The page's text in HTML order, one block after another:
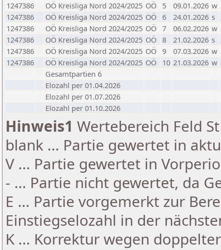
1247386
OÖ Kreisliga Nord 2024/2025 OÖ 5 09.01.2026 w
1247386
OÖ Kreisliga Nord 2024/2025 OÖ 6 24.01.2026 s
1247386
OÖ Kreisliga Nord 2024/2025 OÖ 7 06.02.2026 w
1247386
OÖ Kreisliga Nord 2024/2025 OÖ 8 21.02.2026 s
1247386
OÖ Kreisliga Nord 2024/2025 OÖ 9 07.03.2026 w
1247386
OÖ Kreisliga Nord 2024/2025 OÖ 10 21.03.2026 w
Gesamtpartien 6
Elozahl per 01.04.2026
Elozahl per 01.07.2026
Elozahl per 01.10.2026
Hinweis1 Wertebereich Feld
blank ... Partie gewertet in
V ... Partie gewertet in
- ... Partie nicht gewertet, da
E ... Partie vorgemerkt zur
Einstiegselozahl in der
K ... Korrektur wegen